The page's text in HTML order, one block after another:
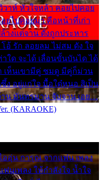
าห์ หัวใจหล้า คอยไปคอย
ยไปคอยมา คือหน้าที่เก่า
างแต่จาน ดั่งถูกประหาร
อ้ รัก ลอยลม ไม่สม ดัง ใจ
ใด จะได้ เลื่อนขั้นบันได ได้
เห็นเขามีคู่ ซมดู มีคู่ก็ม่วน
ง อยู่แก่ใจ มื้อใด๋หนอ สิเป็น
าน มันทรมาน จับจาน เอย…
(KARAOKE)
อุ่น การุณ จากแฟน เพลง
นเพลง ให้กำลังใจ น้ำใจ